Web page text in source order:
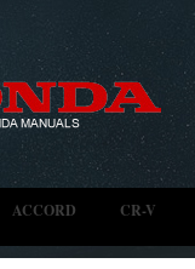
ACCORD CR-V